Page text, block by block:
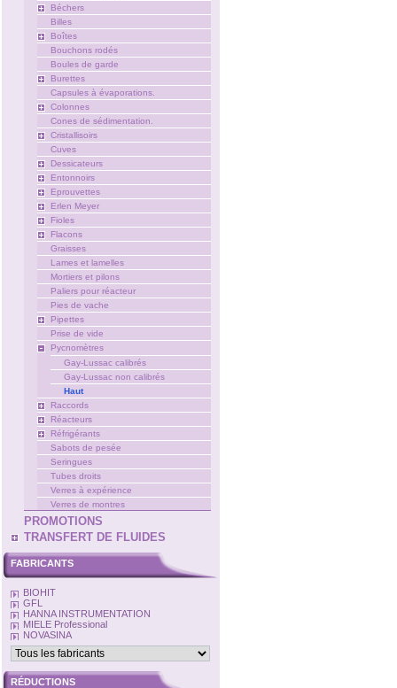
Béchers
Billes
Boîtes
Bouchons rodés
Boules de garde
Burettes
Capsules à évaporations.
Colonnes
Cones de sédimentation.
Cristallisoirs
Cuves
Dessicateurs
Entonnoirs
Eprouvettes
Erlen Meyer
Fioles
Flacons
Graisses
Lames et lamelles
Mortiers et pilons
Paliers pour réacteur
Pies de vache
Pipettes
Prise de vide
Pycnomètres
Gay-Lussac calibrés
Gay-Lussac non calibrés
Haut
Raccords
Réacteurs
Réfrigérants
Sabots de pesée
Seringues
Tubes droits
Verres à expérience
Verres de montres
PROMOTIONS
TRANSFERT DE FLUIDES
FABRICANTS
BIOHIT
GFL
HANNA INSTRUMENTATION
MIELE Professional
NOVASINA
RÉDUCTIONS